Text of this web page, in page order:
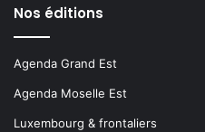
Nos éditions
Agenda Grand Est
Agenda Moselle Est
Luxembourg & frontaliers